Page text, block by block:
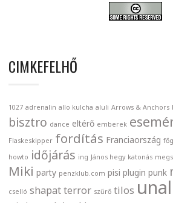
CIMKEFELHŐ
1027 adrenalin allo kulcha aluli Arrows & Anchors
bisztro dance eltérő emberek
Flaskeskipper fordítás Franciaország
howto időjárás ing János hegy katonás
Miki party penzklub.com pisi plugin punk
cselló shapat terror szűrő tilos